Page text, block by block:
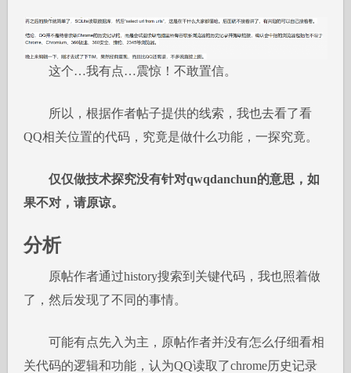
这个…我有点…震惊！不敢置信。
所以，根据作者帖子提供的线索，我也去看了看
QQ相关位置的代码，究竟是做什么功能，一探究竟。
仅仅做技术探究没有针对qwqdanchun的意思，如
果不对，请原谅。
分析
原帖作者通过history搜索到关键代码，我也照着做
了，然后发现了不同的事情。
可能有点先入为主，原帖作者并没有怎么仔细看相
关代码的逻辑和功能，认为QQ读取了chrome历史记录